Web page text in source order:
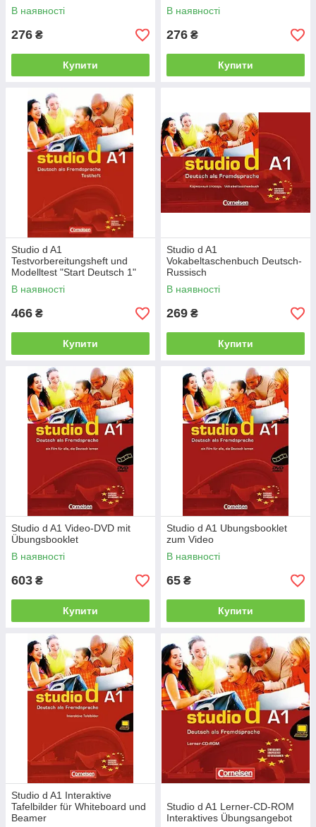
В наявності
276 ₴
Купити
В наявності
276 ₴
Купити
Studio d A1
Testvorbereitungsheft und
Modelltest "Start Deutsch 1"
mit CD
В наявності
466 ₴
Купити
Studio d A1
Vokabeltaschenbuch Deutsch-
Russisch
В наявності
269 ₴
Купити
Studio d A1 Video-DVD mit
Übungsbooklet
В наявності
603 ₴
Купити
Studio d A1 Ubungsbooklet
zum Video
В наявності
65 ₴
Купити
Studio d A1 Interaktive
Tafelbilder für Whiteboard und
Beamer
Studio d A1 Lerner-CD-ROM
Interaktives Übungsangebot